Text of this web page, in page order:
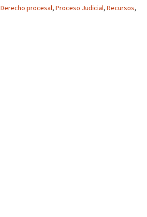
Derecho procesal, Proceso Judicial, Recursos,